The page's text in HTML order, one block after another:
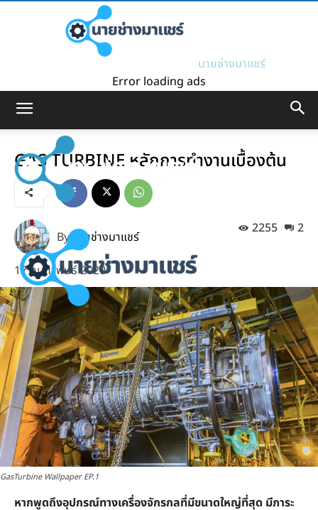
นายช่างมาแชร์
Error loading ads
GAS TURBINE หลักการทำงานเบื้องต้น
2
2255
Byนายช่างมาแชร์
17 กุมภาพันธ์ 2020
GasTurbine Wallpaper EP.1
หากพูดถึงอุปกรณ์ทางเครื่องจักรกลที่มีขนาดใหญ่ที่สุด มีภาระ